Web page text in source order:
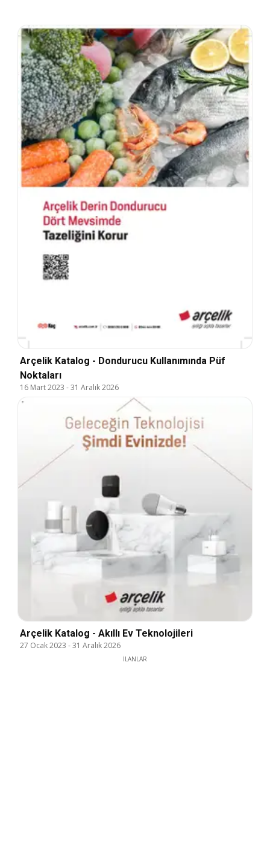
Arçelik Katalog - Dondurucu Kullanımında Püf
Noktaları
16 Mart 2023 -31 Aralık 2026
Arçelik Katalog - Akıllı Ev Teknolojileri
27 Ocak 2023 -31 Aralık 2026
İLANLAR